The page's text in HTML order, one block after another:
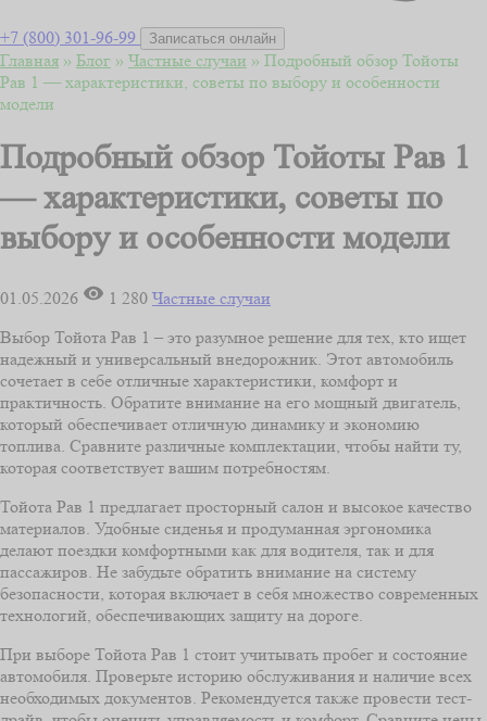
+7 (800) 301-96-99 Записаться онлайн
Главная » Блог » Частные случаи » Подробный обзор Тойоты
Рав 1 — характеристики, советы по выбору и особенности
модели
Подробный обзор Тойоты Рав 1
— характеристики, советы по
выбору и особенности модели
01.05.2026 1 280 Частные случаи
Выбор Тойота Рав 1 – это разумное решение для тех, кто ищет
надежный и универсальный внедорожник. Этот автомобиль
сочетает в себе отличные характеристики, комфорт и
практичность. Обратите внимание на его мощный двигатель,
который обеспечивает отличную динамику и экономию
топлива. Сравните различные комплектации, чтобы найти ту,
которая соответствует вашим потребностям.
Тойота Рав 1 предлагает просторный салон и высокое качество
материалов. Удобные сиденья и продуманная эргономика
делают поездки комфортными как для водителя, так и для
пассажиров. Не забудьте обратить внимание на систему
безопасности, которая включает в себя множество современных
технологий, обеспечивающих защиту на дороге.
При выборе Тойота Рав 1 стоит учитывать пробег и состояние
автомобиля. Проверьте историю обслуживания и наличие всех
необходимых документов. Рекомендуется также провести тест-